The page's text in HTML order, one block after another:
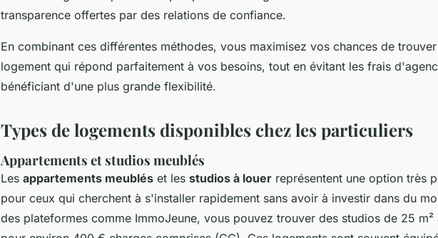
transparence offertes par des relations de confiance.
En combinant ces différentes méthodes, vous maximisez vos chances de
logement qui répond parfaitement à vos besoins, tout en évitant les frais
bénéficiant d'une plus grande flexibilité.
Types de logements disponibles chez les particuliers
Appartements et studios meublés
Les appartements meublés et les studios à louer représentent une option très
pour ceux qui cherchent à s'installer rapidement sans avoir à investir dans du
des plateformes comme ImmoJeune, vous pouvez trouver des studios de 25 m²